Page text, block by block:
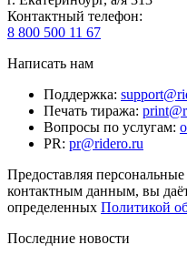
Контактный телефон:
8 800 500 11 67
Написать нам
Поддержка:
Печать тиража:
Вопросы по услугам:
PR: pr@ridero.ru
Предоставляя
контактным данным, вы
определенных Политикой
Последние новости